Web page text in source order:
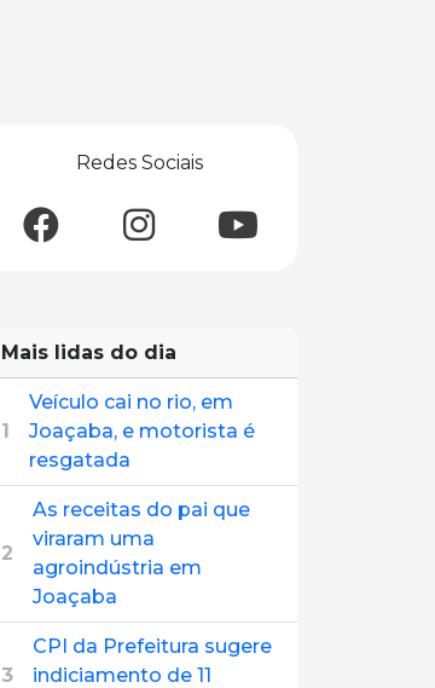
Redes Sociais
Mais lidas do dia
1
Veículo cai no rio, em
Joaçaba, e motorista é
resgatada
2
As receitas do pai que
viraram uma
agroindústria em
Joaçaba
3
CPI da Prefeitura sugere
indiciamento de 11